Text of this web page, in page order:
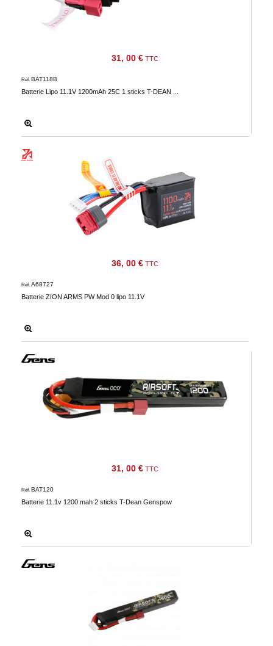
Téléchargement
C.G.V.
Paramètres
newsletters
31, 00 € TTC
Batterie Lipo 11.1V 1200mAh 25C 1 sticks T-DEAN ...
Réf. BAT118B
36, 00 € TTC
Batterie ZION ARMS PW Mod 0 lipo 11.1V
Réf. A68727
31, 00 € TTC
Batterie 11.1v 1200 mah 2 sticks T-Dean Genspow
Réf. BAT120